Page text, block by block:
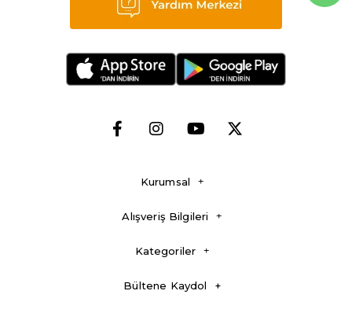
Kurumsal
Alışveriş Bilgileri
Kategoriler
Bültene Kaydol